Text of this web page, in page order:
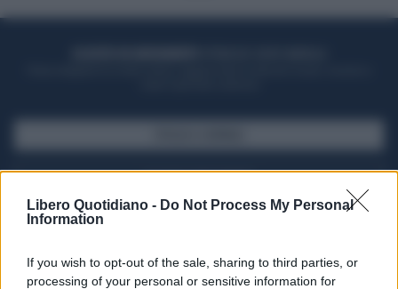
Libero Quotidiano - Do Not Process My Personal
Information
If you wish to opt-out of the sale, sharing to third parties, or
processing of your personal or sensitive information for